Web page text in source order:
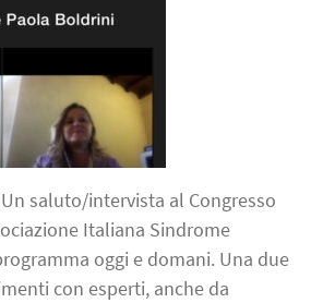
saluto/intervista al Congresso
Italiana Sindrome
oggi e domani. Una due
con esperti, anche da